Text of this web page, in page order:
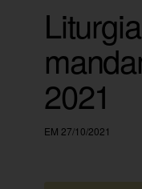
2021
EM 27/10/2021